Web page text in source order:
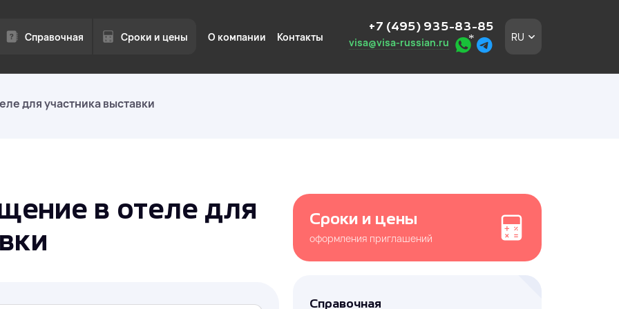
области
Справочная Сроки и цены О компании Контакты
+7 (495) 935-83-85
visa@visa-russian.ru RU
для участника выставки
в отеле для
Сроки и цены
оформления приглашений
Справочная